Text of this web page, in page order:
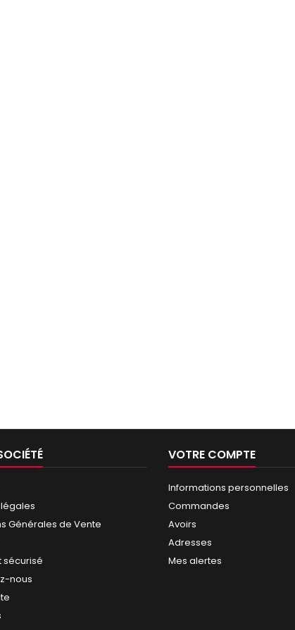
Générales de Vente
sécurisé
nous
VOTRE COMPTE
Informations personnelles
Commandes
Avoirs
Adresses
Mes alertes